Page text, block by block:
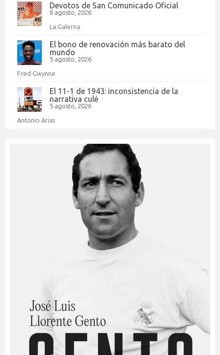
Devotos de San Comunicado Oficial
6 agosto, 2026
La Galerna
El bono de renovación más barato del
mundo
5 agosto, 2026
Fred Gwynne
El 11-1 de 1943: inconsistencia de la
narrativa culé
5 agosto, 2026
Antonio Arias